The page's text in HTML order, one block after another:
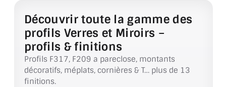
ACCESSOIRES & QUINCAILLERIE
CATALOGUE DE PROFILS ET FIXATION DU
VERRE
LES FIXATIONS POUR MIROIR
Découvrir toute la gamme des
profils Verres et Miroirs –
profils & finitions
Profils F317, F209 a pareclose, montants
décoratifs, méplats, cornières & T… plus de 13
finitions.